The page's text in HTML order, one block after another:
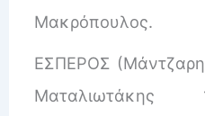
Μακρόπουλος.
ΕΣΠΕΡΟΣ
Ματαλιωτάκης